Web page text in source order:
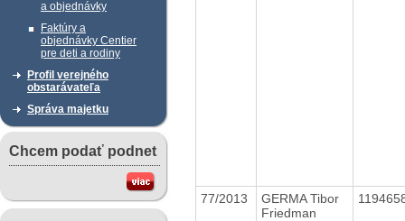
a objednávky
Faktúry a
objednávky Centier
pre deti a rodiny
Profil verejného
obstarávateľa
Správa majetku
Chcem podať podnet
77/2013
GERMA Tibor
Friedman